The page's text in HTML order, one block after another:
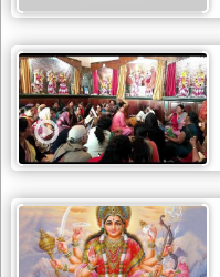
dev
आज
का
भजन
bhajan
of
the
day
भजन
जोड़ें
add
bhajans